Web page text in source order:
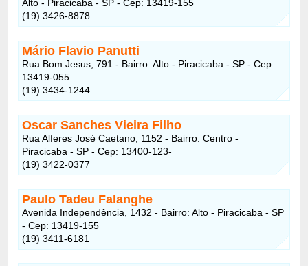
Alto - Piracicaba - SP - Cep: 13419-155
(19) 3426-8878
Mário Flavio Panutti
Rua Bom Jesus, 791 - Bairro: Alto - Piracicaba - SP - Cep:
13419-055
(19) 3434-1244
Oscar Sanches Vieira Filho
Rua Alferes José Caetano, 1152 - Bairro: Centro -
Piracicaba - SP - Cep: 13400-123-
(19) 3422-0377
Paulo Tadeu Falanghe
Avenida Independência, 1432 - Bairro: Alto - Piracicaba - SP
- Cep: 13419-155
(19) 3411-6181